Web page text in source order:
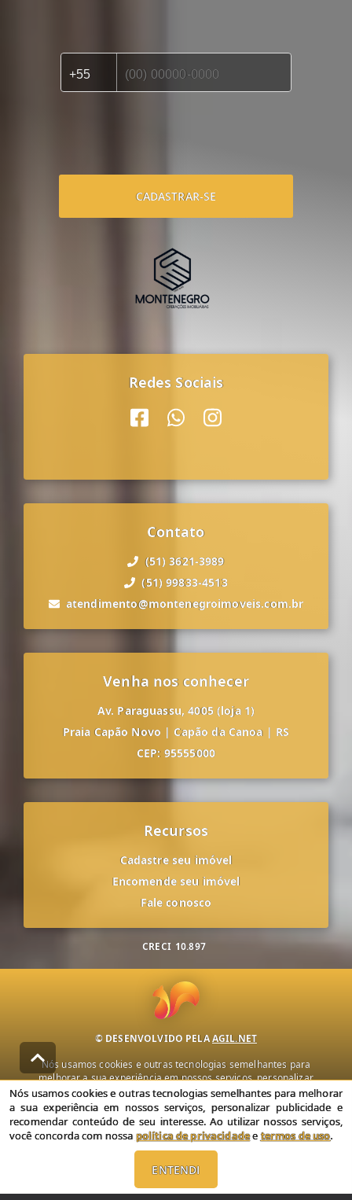
CADASTRAR-SE
Redes Sociais
Contato
(51) 3621-3989
(51) 99833-4513
atendimento@montenegroimoveis.com.br
Venha nos conhecer
Av. Paraguassu, 4005 (loja 1)
Praia Capão Novo | Capão da Canoa | RS
CEP: 95555000
Recursos
Cadastre seu imóvel
Encomende seu imóvel
Fale conosco
CRECI 10.897
© DESENVOLVIDO PELAAGIL.NET
Nós usamos cookies e outras tecnologias semelhantes para
melhorar a sua experiência em nossos serviços, personalizar
publicidade e recomendar conteúdo de seu interesse. Ao utilizar
nossos serviços, você concorda com nossa política de privacidade e
termos de uso.
Política de Privacidade Termos de uso
Nós usamos cookies e outras tecnologias semelhantes para melhorar
a sua experiência em nossos serviços, personalizar publicidade e
recomendar conteúdo de seu interesse. Ao utilizar nossos serviços,
você concorda com nossa política de privacidadeetermos de uso.
ENTENDI